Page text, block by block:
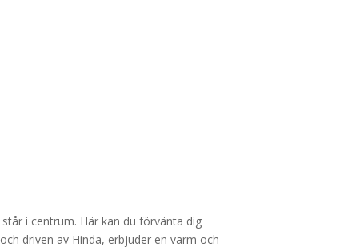
i centrum. Här kan du förvänta dig
driven av Hinda, erbjuder en varm och